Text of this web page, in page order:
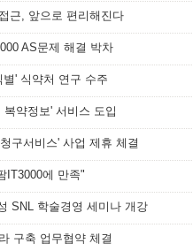
근, 앞으로 편리해진다
AS문제 해결 박차
' 식약처 연구 수주
약정보' 서비스 도입
구서비스' 사업 제휴 체결
IT3000에 만족"
SNL 학술경영 세미나 개강
구축 업무협약 체결